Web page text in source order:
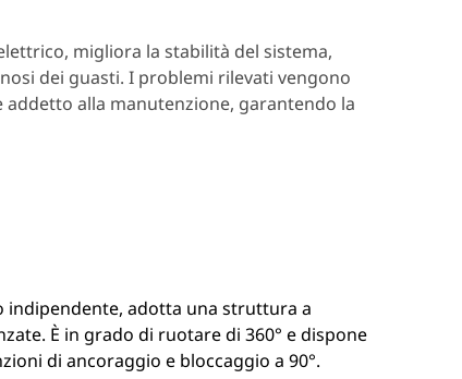
migliora la stabilità del sistema,
dei guasti. I problemi rilevati vengono
alla manutenzione, garantendo la
indipendente, adotta una struttura a
È in grado di ruotare di 360° e dispone
di ancoraggio e bloccaggio a 90°.